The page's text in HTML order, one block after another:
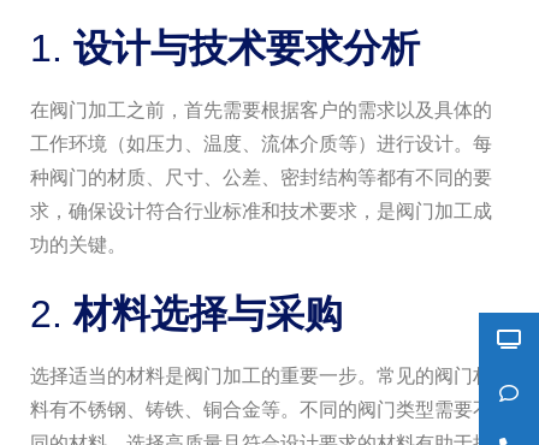
1. 设计与技术要求分析
在阀门加工之前，首先需要根据客户的需求以及具体的
工作环境（如压力、温度、流体介质等）进行设计。每
种阀门的材质、尺寸、公差、密封结构等都有不同的要
求，确保设计符合行业标准和技术要求，是阀门加工成
功的关键。
2.材料选择与采购
选择适当的材料是阀门加工的重要一步。常见的阀门材
料有不锈钢、铸铁、铜合金等。不同的阀门类型需要不